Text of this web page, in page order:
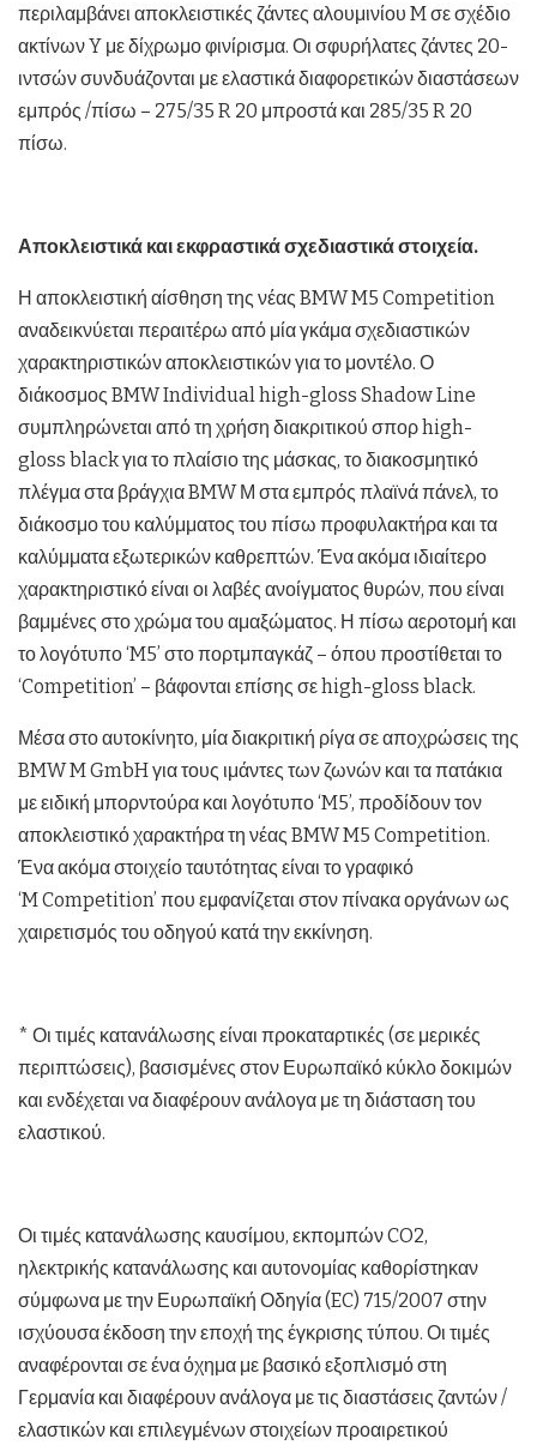
περιλαμβάνει αποκλειστικές ζάντες αλουμινίου M σε σχέδιο
ακτίνων Y με δίχρωμο φινίρισμα. Οι σφυρήλατες ζάντες 20-
ιντσών συνδυάζονται με ελαστικά διαφορετικών διαστάσεων
εμπρός /πίσω – 275/35 R 20 μπροστά και 285/35 R 20
πίσω.
Αποκλειστικά και εκφραστικά σχεδιαστικά στοιχεία.
Η αποκλειστική αίσθηση της νέας BMW M5 Competition
αναδεικνύεται περαιτέρω από μία γκάμα σχεδιαστικών
χαρακτηριστικών αποκλειστικών για το μοντέλο. Ο
διάκοσμος BMW Individual high-gloss Shadow Line
συμπληρώνεται από τη χρήση διακριτικού σπορ high-
gloss black για το πλαίσιο της μάσκας, το διακοσμητικό
πλέγμα στα βράγχια BMW Μ στα εμπρός πλαϊνά πάνελ, το
διάκοσμο του καλύμματος του πίσω προφυλακτήρα και τα
καλύμματα εξωτερικών καθρεπτών. Ένα ακόμα ιδιαίτερο
χαρακτηριστικό είναι οι λαβές ανοίγματος θυρών, που είναι
βαμμένες στο χρώμα του αμαξώματος. Η πίσω αεροτομή και
το λογότυπο ‘M5’ στο πορτμπαγκάζ – όπου προστίθεται το
‘Competition’ – βάφονται επίσης σε high-gloss black.
Μέσα στο αυτοκίνητο, μία διακριτική ρίγα σε αποχρώσεις της
BMW M GmbH για τους ιμάντες των ζωνών και τα πατάκια
με ειδική μπορντούρα και λογότυπο ‘M5’, προδίδουν τον
αποκλειστικό χαρακτήρα τη νέας BMW M5 Competition.
Ένα ακόμα στοιχείο ταυτότητας είναι το γραφικό
‘M Competition’ που εμφανίζεται στον πίνακα οργάνων ως
χαιρετισμός του οδηγού κατά την εκκίνηση.
* Οι τιμές κατανάλωσης είναι προκαταρτικές (σε μερικές
περιπτώσεις), βασισμένες στον Ευρωπαϊκό κύκλο δοκιμών
και ενδέχεται να διαφέρουν ανάλογα με τη διάσταση του
ελαστικού.
Οι τιμές κατανάλωσης καυσίμου, εκπομπών CO2,
ηλεκτρικής κατανάλωσης και αυτονομίας καθορίστηκαν
σύμφωνα με την Ευρωπαϊκή Οδηγία (EC) 715/2007 στην
ισχύουσα έκδοση την εποχή της έγκρισης τύπου. Οι τιμές
αναφέρονται σε ένα όχημα με βασικό εξοπλισμό στη
Γερμανία και διαφέρουν ανάλογα με τις διαστάσεις ζαντών /
ελαστικών και επιλεγμένων στοιχείων προαιρετικού